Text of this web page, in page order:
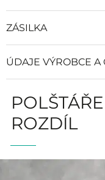
ZÁSILKA
ÚDAJE VÝROBCE
ROZDÍL